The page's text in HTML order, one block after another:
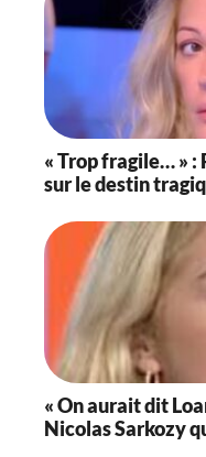
« Trop fragile… » :
sur le destin
« On aurait dit
Nicolas Sarkozy